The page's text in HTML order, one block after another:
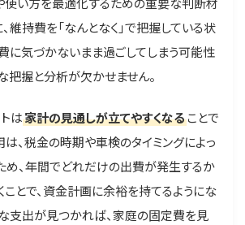
維持費を「なんとなく」で把握している状
に気づかないまま過ごしてしまう可能性
把握と分析が欠かせません。
は家計の見通しが立てやすくなることで
は、税金の時期や車検のタイミングによっ
め、年間でどれだけの出費が発生するか
ことで、資金計画に余裕を持てるようにな
な支出が見つかれば、家庭の固定費を見